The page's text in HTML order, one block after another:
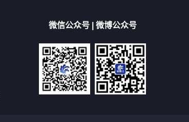
微信公众号 | 微博公众号